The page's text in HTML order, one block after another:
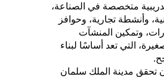
متخصصة في الصناعة،
وأنشطة تجارية، وحوافز
وتمكين المنشآت
التي تعد أساسًا لبناء
تحقق مدينة الملك سلمان